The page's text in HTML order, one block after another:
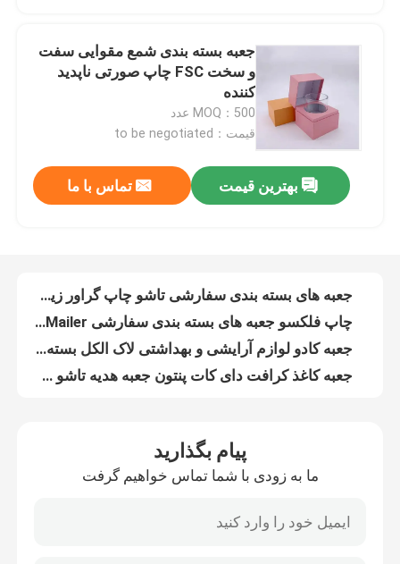
خانه
محصولات
تماس با ما
درخواست نقل قول
جعبه بسته بندی چاپ شده
جعبه بسته بندی شمع مقوایی سفت
و سخت FSC چاپ صورتی ناپدید
کننده
MOQ：500 عدد
قیمت：to be negotiated
بهترین قیمت تماس با ما
جعبه بسته بندی سفارشی راه راه جعبه هدیه Flocking Flap
جعبه بسته بندی دای کات پنتون مقوای راه راه تاشو آرایشی برجسته
جعبه بسته بندی دای کات سفارشی طلایی مقوایی تجزیه پذیر FSC تاشو
جعبه های راه راه برش سفارشی / جعبه های مقوایی زیست تخریب پذیر
پیام بگذارید
ما به زودی با شما تماس خواهیم گرفت